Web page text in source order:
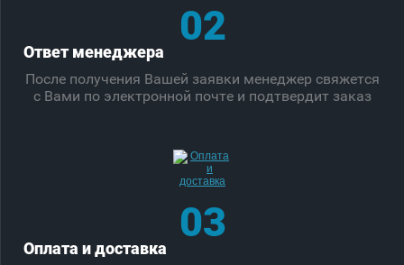
02
Ответ менеджера
После получения Вашей заявки менеджер свяжется
с Вами по электронной почте и подтвердит заказ
03
Оплата и доставка